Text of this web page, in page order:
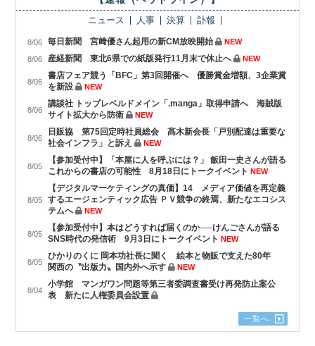
ニュース 人事 決算 訃報
8/06 毎日新聞 宮﨑優さん起用の新CM放映開始 NEW
8/06 産経新聞 東北6県での紙版発行11月末で休止へ NEW
8/06
書店フェア競う「BFC」第3回開催へ 優勝賞金増額、3企業賞
を新設
NEW
8/06
講談社 トップレベルドメイン「.manga」取得申請へ 海賊版
サイト拡大から防衛
NEW
8/06
日販協 第75回定時社員総会 髙木新会長「戸別配達は重要な
社会インフラ」と訴え
NEW
8/05
【参加受付中】「本屋に人を呼ぶには？」 飯田一史さんが語る
これからの書店の可能性 8月18日にトークイベント NEW
8/05
【デジタルマーケティングの真価】14 メディア価値を再定義
するエージェンティック広告 ＰＶ競争の終焉、新たなエコシス
テムへ
NEW
8/05
【参加受付中】本はどうすれば届くのか──けんごさんが語る
SNS時代の発信術 9月3日にトークイベント NEW
8/05
ひかりのくに 岡本功社長に聞く 絵本と物販で支えた80年
関西の〝出版力〟国内外へ示す
NEW
8/04
小学館 マンガワン問題等第三者委調査書受け再発防止案公
表 新たに人権委員会設置
一覧へ